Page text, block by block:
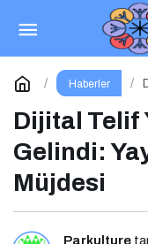
Haberler
Dijital Telif
Gelindi:
Müjdesi
Parkulture
Vergi
Yorum Yap